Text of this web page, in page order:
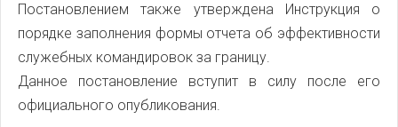
Постановлением также утверждена Инструкция о
порядке заполнения формы отчета об эффективности
служебных командировок за границу.
Данное постановление вступит в силу после его
официального опубликования.